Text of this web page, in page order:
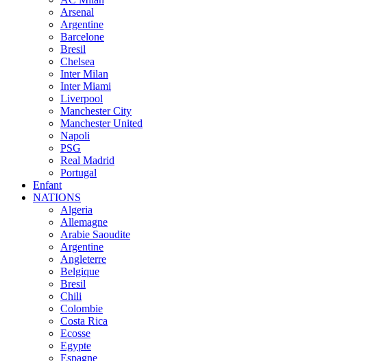
Arsenal
Argentine
Barcelone
Bresil
Chelsea
Inter Milan
Inter Miami
Liverpool
Manchester City
Manchester United
Napoli
PSG
Real Madrid
Portugal
Enfant
NATIONS
Algeria
Allemagne
Arabie Saoudite
Argentine
Angleterre
Belgique
Bresil
Chili
Colombie
Costa Rica
Ecosse
Egypte
Espagne